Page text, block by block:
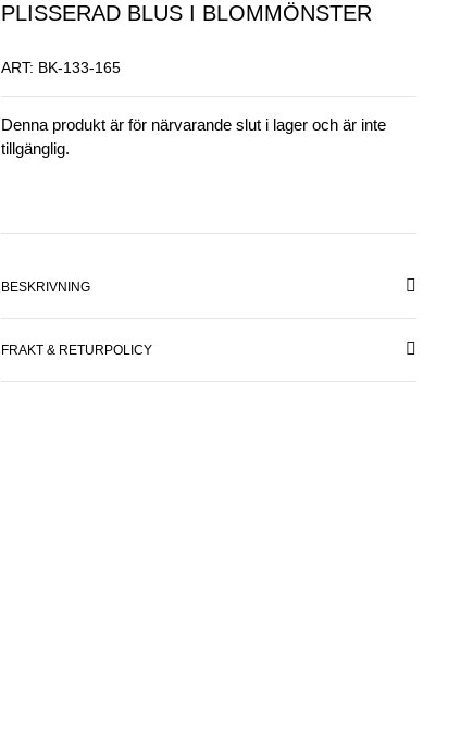
PLISSERAD BLUS I BLOMMÖNSTER
ART: BK-133-165
Denna produkt är för närvarande slut i lager och är inte
tillgänglig.
BESKRIVNING
FRAKT & RETURPOLICY